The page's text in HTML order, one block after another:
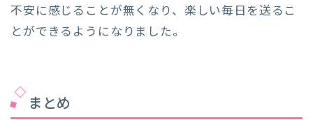
不安に感じることが無くなり、楽しい毎日を送るこ
とができるようになりました。
まとめ